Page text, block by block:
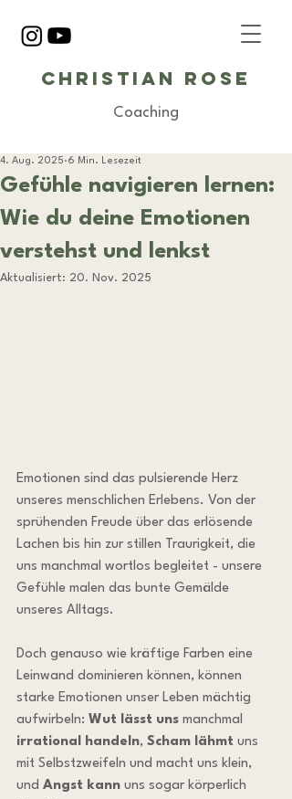
Christian Rose
Coaching
Gefühle navigieren lernen:
Wie du deine Emotionen
verstehst und lenkst
4. Aug. 2025 6 Min. Lesezeit
Aktualisiert: 20. Nov. 2025
Emotionen sind das pulsierende Herz
unseres menschlichen Erlebens. Von der
sprühenden Freude über das erlösende
Lachen bis hin zur stillen Traurigkeit, die
uns manchmal wortlos begleitet - unsere
Gefühle malen das bunte Gemälde
unseres Alltags.
Doch genauso wie kräftige Farben eine
Leinwand dominieren können, können
starke Emotionen unser Leben mächtig
aufwirbeln: Wut lässt uns manchmal
irrational handeln, Scham lähmt uns
mit Selbstzweifeln und macht uns klein,
und Angst kann uns sogar körperlich